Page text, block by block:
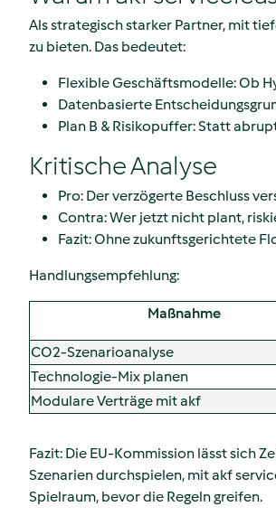
Als strategisch starker Partner, mit
zu bieten. Das bedeutet:
Flexible Geschäftsmodelle: Ob
Datenbasierte
Plan B & Risikopuffer: Statt
Kritische Analyse
Pro: Der verzögerte Beschluss
Contra: Wer jetzt nicht plant,
Fazit: Ohne zukunftsgerichtete
Handlungsempfehlung:
Maßnahme
CO2-Szenarioanalyse
Technologie-Mix planen
Modulare Verträge mit akf
Fazit: Die EU‑Kommission lässt sich
Szenarien durchspielen, mit akf
Spielraum, bevor die Regeln greifen.